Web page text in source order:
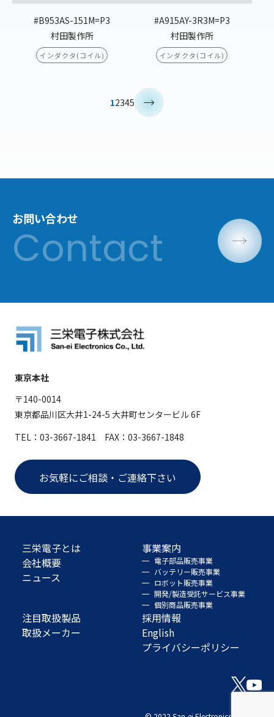
#B953AS-151M=P3
村田製作所
インダクタ(コイル)
#A915AY-3R3M=P3
村田製作所
インダクタ(コイル)
12345
お問い合わせ
東京本社
〒140-0014
東京都品川区大井1-24-5 大井町センタービル 6F
TEL：03-3667-1841 FAX：03-3667-1848
お気軽にご相談・ご連絡下さい
三栄電子とは
会社概要
ニュース
事業案内
電子部品販売事業
バッテリー販売事業
ロボット販売事業
開発/製造受託サービス事業
個別商品販売事業
注目取扱製品
取扱メーカー
採用情報
English
プライバシーポリシー